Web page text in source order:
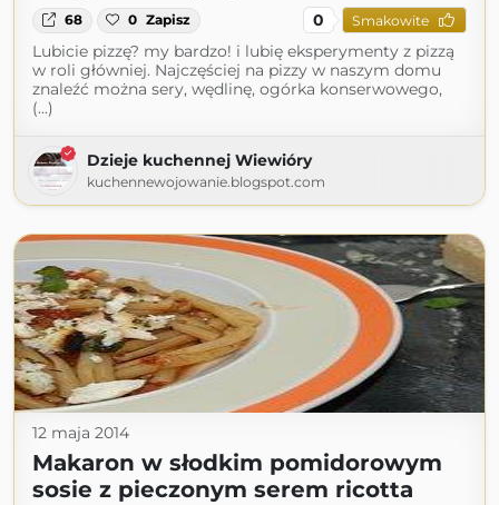
68 0 Zapisz 0 Smakowite
Lubicie pizzę? my bardzo! i lubię eksperymenty z pizzą
w roli główniej. Najczęściej na pizzy w naszym domu
znaleźć można sery, wędlinę, ogórka konserwowego,
(...)
Dzieje kuchennej Wiewióry
kuchennewojowanie.blogspot.com
12 maja 2014
Makaron w słodkim pomidorowym
sosie z pieczonym serem ricotta